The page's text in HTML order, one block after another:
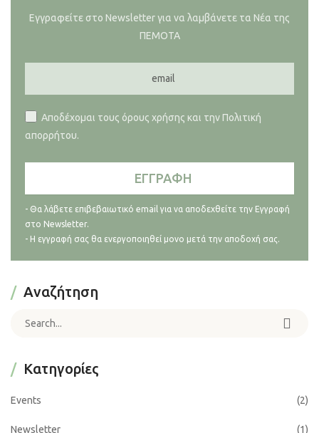
Εγγραφείτε στο Newsletter για να λαμβάνετε τα Νέα της
ΠΕΜΟΤΑ
Αποδέχομαι τους όρους χρήσης και την Πολιτική
απορρήτου.
- Θα λάβετε επιβεβαιωτικό email για να αποδεχθείτε την Εγγραφή
στο Newsletter.
- Η εγγραφή σας θα ενεργοποιηθεί μονο μετά την αποδοχή σας.
Αναζήτηση
Search for:
Kατηγορίες
Events (2)
Newsletter (1)